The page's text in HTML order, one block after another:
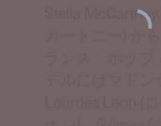
Stella
カートニー) か